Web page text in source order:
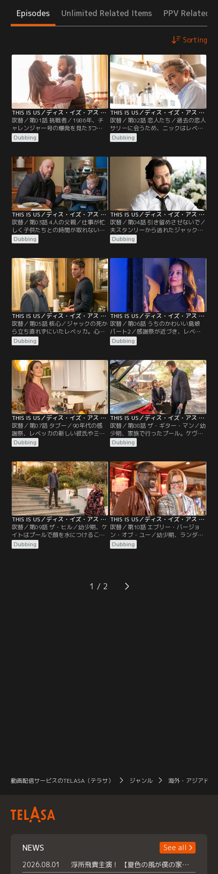
Episodes Unlimited Related Items PPV Related
Sorting
THIS IS US／ディス・イズ・アス ファイナル・シーズン 第01話／吹替
吹替／第01話 挑戦者／1986年、チ
ャレンジャー号の爆発を見た3つ子
はショックを受けるが、それを表に
出さずレベッカは心配する。現在、
ー。ケヴィンは双子の育児を手伝う
がマディソンと距離ができたことを
実感。ケイトはトビーと別居生活。
ランダルは2年前に自宅に押し入っ
た強盗の裁判を傍聴する。
Dubbing
THIS IS US／ディス・イズ・アス ファイナル・シーズン 第02話／吹替
吹替／第02話 恋人たち／過去の恋人
サリーに会うため、ニックはレベッ
カとミゲルに付き添ってもらい旅
へ。50年ぶりにサリーと再会を果た
を受ける。レベッカは同年代のサリ
ーと意気投合し、互いの悩みを打ち
明け合い、ジャックと共に楽しんだ
過去を懐かしみつつ、ミゲルとの現
在を楽しもうと前向きな気持ちにな
Dubbing
THIS IS US／ディス・イズ・アス ファイナル・シーズン 第03話／吹替
吹替／第03話 4人の父親／仕事が忙
しく子供たちとの時間が取れないジ
ャックは、ビッグ・スリーと映画館
へ。ところが、疲れて眠っている間
フランシスコとロスを行ったり来た
りのトビーは、やっとケイトと夫婦
の時間が取れそうという時にジャッ
クの昼寝を巡って喧嘩をしてしま
う。
Dubbing
THIS IS US／ディス・イズ・アス ファイナル・シーズン 第04話／吹替
吹替／第04話 引き留めさせないで／
夫スタンリーから逃れたジャックの
母マリリンは、オハイオに住むいと
このデビーの家に身を寄せる。寂し
時に電話をくれれば必ず出る」と約
束するが…。そして、ビッグ・スリ
ーが6歳の時に訃報が届く。葬儀に
出るためオハイオを訪れたジャック
は、母の彼氏やデビーから生前の母
の様子を聞いて…。
Dubbing
THIS IS US／ディス・イズ・アス ファイナル・シーズン 第05話／吹替
吹替／第05話 核心／ジャックの死か
ら立ち直れずにいたレベッカ。心配
したミゲルは、お見合いパーティー
に誘う。そこでレベッカはPTAで一
む。いい雰囲気のまま家まで送って
もらうが…。現在、ワンオペ育児の
ケイトのためにレベッカは家事や育
児を手伝う日々。ケイトはレベッカ
を音楽教室に連れいてく。
Dubbing
THIS IS US／ディス・イズ・アス ファイナル・シーズン 第06話／吹替
吹替／第06話 うちのかわいい島娘
パート2／感謝祭が近づき、レベッ
カはマットを感謝祭に招く。一方、
ソフィーを連れて帰郷したケヴィン
指摘するとケヴィンは浮気を告白す
る。現在、ベスは新しいバレエ学校
に就職し、新人勧誘係を任され張り
切る。周りの反対を押し切って、自
分と境遇が似た少女ステイシーに発
表会でソロを踊らせるが…。
Dubbing
THIS IS US／ディス・イズ・アス ファイナル・シーズン 第07話／吹替
吹替／第07話 タブー／90年代の感
謝祭、レベッカの新しい彼氏やミゲ
ルの彼女も呼んでパーティーをす
る。気づけばミゲルとばかり話が弾
ーストンに引っ越すことを聞いたレ
ベッカは泣き崩れる。現在の感謝
祭、山荘に集まった一同はケヴィン
から新しい家の設計計画を聞く。一
方ケイトはトビーと育児のことで対
立。
Dubbing
THIS IS US／ディス・イズ・アス ファイナル・シーズン 第08話／吹替
吹替／第08話 ザ・ギター・マン／幼
少期、家族で行ったプール。ケヴィ
ンは飛び込み台から飛ぶ年上の男子
を羨ましがるが、うまく泳げずに挫
に行った3人。ケヴィンは自分のダ
メさをぼやく。現在、双子を山荘に
連れて行ったケヴィンは道中大変な
ことに。やっとたどり着くも、山荘
の基礎工事のミスを知りキャシディ
とぶつかる。
Dubbing
THIS IS US／ディス・イズ・アス ファイナル・シーズン 第09話／吹替
吹替／第09話 ザ・ヒル／幼少期、ケ
イトはプールで顔を水につけること
を拒否しジャックにしがみつく。思
春期、プールに閉じ込められた3人
張る。現在、ケイトはサンフランシ
スコのトビーの元を初めて訪ねる。
Dubbing
THIS IS US／ディス・イズ・アス ファイナル・シーズン 第10話／吹替
吹替／第10話 エブリー・バージョ
ン・オブ・ユー／幼少期、ランダル
はプールで家族から離れて水泳のテ
ストを受けて合格する。思春期、プ
なる。現在、ランダルがデジャと別
れるようにとマリクに言ったことを
Dubbing
1
動画配信サービスのTELASA（テラサ） ジャンル 海外・アジアドラ
NEWS
See all
2026.08.01
浮所飛貴主演！ 【夏色の風が僕の家にやってきた】 本日よりテラサで独占配信スタート！